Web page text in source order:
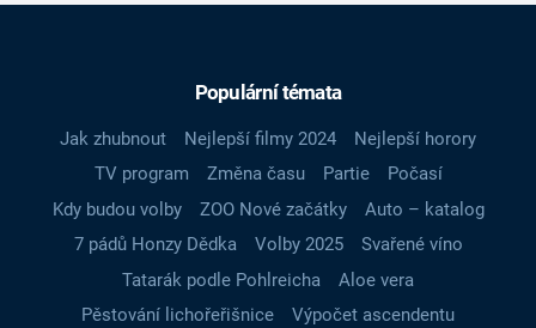
Populární témata
Jak zhubnout Nejlepší filmy 2024
Nejlepší horory
TV program
Změna času Partie
Počasí
Kdy budou volby
ZOO Nové začátky
Auto – katalog
7 pádů Honzy Dědka
Volby 2025
Svařené víno
Tatarák podle Pohlreicha
Aloe vera
Pěstování lichořeřišnice
Výpočet ascendentu